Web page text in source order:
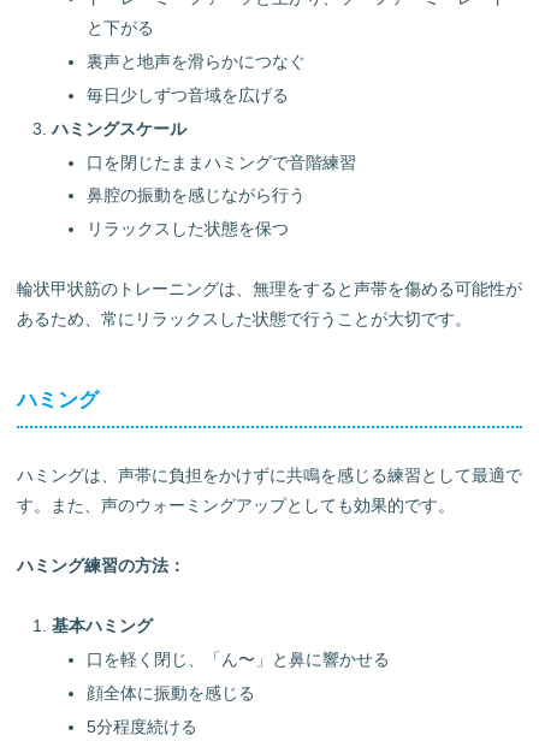
と下がる
裏声と地声を滑らかにつなぐ
毎日少しずつ音域を広げる
ハミングスケール
口を閉じたままハミングで音階練習
鼻腔の振動を感じながら行う
リラックスした状態を保つ
輪状甲状筋のトレーニングは、無理をすると声帯を傷める可能性が
あるため、常にリラックスした状態で行うことが大切です。
ハミング
ハミングは、声帯に負担をかけずに共鳴を感じる練習として最適で
す。また、声のウォーミングアップとしても効果的です。
ハミング練習の方法：
基本ハミング
口を軽く閉じ、「ん〜」と鼻に響かせる
顔全体に振動を感じる
5分程度続ける